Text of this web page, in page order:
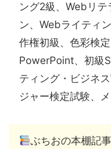
ング2級、Webリテ
ン、Webライティ
作権初級、色彩検
PowerPoint、初級
ティング・ビジネ
ジャー検定試験、
ぶちおの本棚記